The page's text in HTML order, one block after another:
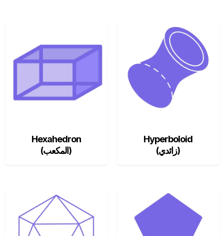
Hexahedron
(المكعب)
Hyperboloid
(زائدي)